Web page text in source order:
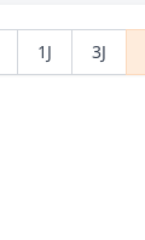
1J 3J